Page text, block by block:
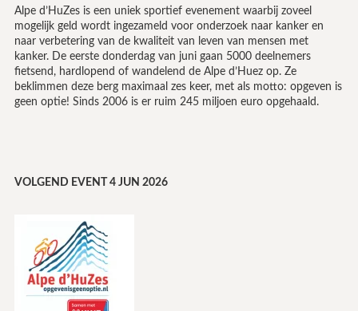
Alpe d’HuZes is een uniek sportief evenement waarbij zoveel
mogelijk geld wordt ingezameld voor onderzoek naar kanker en
naar verbetering van de kwaliteit van leven van mensen met
kanker. De eerste donderdag van juni gaan 5000 deelnemers
fietsend, hardlopend of wandelend de Alpe d’Huez op. Ze
beklimmen deze berg maximaal zes keer, met als motto: opgeven is
geen optie! Sinds 2006 is er ruim 245 miljoen euro opgehaald.
VOLGEND EVENT 4 JUN 2026